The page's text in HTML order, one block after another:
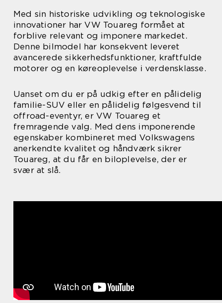
Med sin historiske udvikling og teknologiske
innovationer har VW Touareg formået at
forblive relevant og imponere markedet.
Denne bilmodel har konsekvent leveret
avancerede sikkerhedsfunktioner, kraftfulde
motorer og en køreoplevelse i verdensklasse.
Uanset om du er på udkig efter en pålidelig
familie-SUV eller en pålidelig følgesvend til
offroad-eventyr, er VW Touareg et
fremragende valg. Med dens imponerende
egenskaber kombineret med Volkswagens
anerkendte kvalitet og håndværk sikrer
Touareg, at du får en biloplevelse, der er
svær at slå.